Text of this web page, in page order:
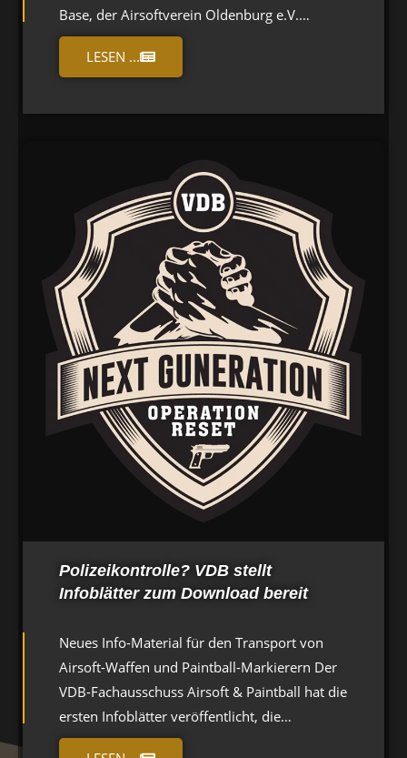
Base, der Airsoftverein Oldenburg e.V.…
LESEN ...
Polizeikontrolle? VDB stellt
Infoblätter zum Download bereit
Neues Info-Material für den Transport von
Airsoft-Waffen und Paintball-Markierern Der
VDB-Fachausschuss Airsoft & Paintball hat die
ersten Infoblätter veröffentlicht, die…